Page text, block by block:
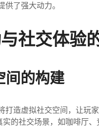
供了强大动力。
社交体验
间的构建
打造虚拟社交空间，让玩
的社交场景，如咖啡厅